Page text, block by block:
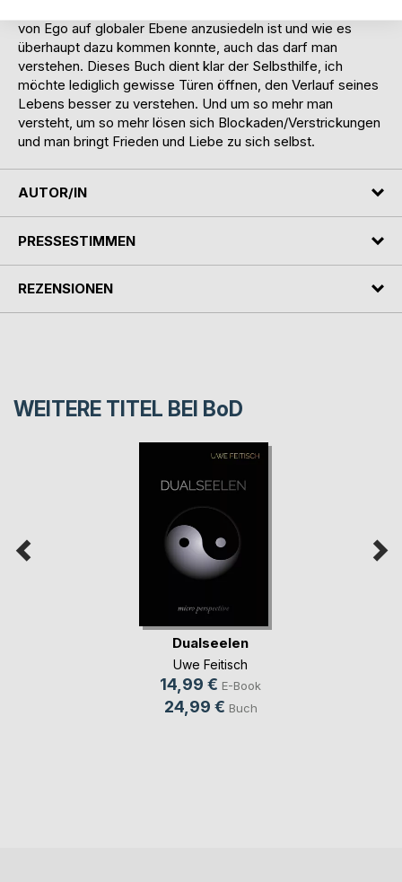
von Ego auf globaler Ebene anzusiedeln ist und wie es
überhaupt dazu kommen konnte, auch das darf man
verstehen. Dieses Buch dient klar der Selbsthilfe, ich
möchte lediglich gewisse Türen öffnen, den Verlauf seines
Lebens besser zu verstehen. Und um so mehr man
versteht, um so mehr lösen sich Blockaden/Verstrickungen
und man bringt Frieden und Liebe zu sich selbst.
AUTOR/IN
PRESSESTIMMEN
REZENSIONEN
WEITERE TITEL BEI BoD
Dualseelen
Uwe Feitisch
14,99 € E-Book
24,99 € Buch